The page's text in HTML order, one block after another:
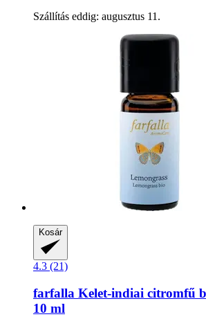
Szállítás eddig: augusztus 11.
Kosár
4.3 (21)
farfalla Kelet-​indiai citromfű
10 ml